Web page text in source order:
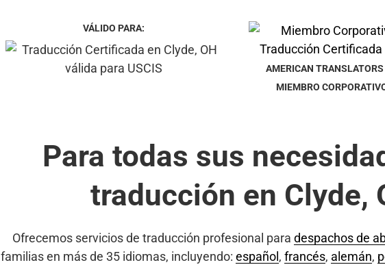
VÁLIDO PARA:
AMERICAN
MIEMBRO
Para todas sus
traducción en Clyde,
Ofrecemos servicios de traducción profesional para despachos de
familias en más de 35 idiomas, incluyendo: español , francés, alemán,